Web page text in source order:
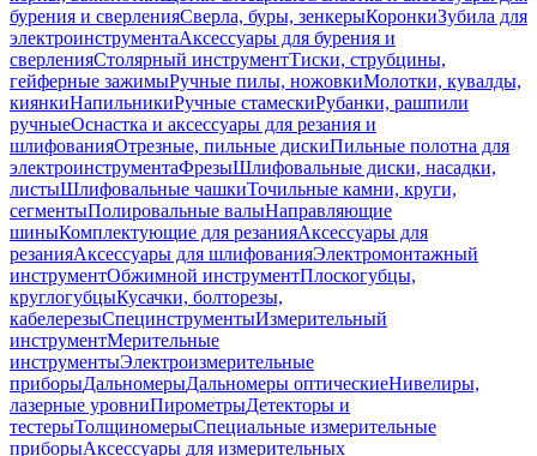
бурения и сверленияСверла, буры, зенкерыКоронкиЗубила для
электроинструментаАксессуары для бурения и
сверленияСтолярный инструментТиски, струбцины,
гейферные зажимыРучные пилы, ножовкиМолотки, кувалды,
киянкиНапильникиРучные стамескиРубанки, рашпили
ручныеОснастка и аксессуары для резания и
шлифованияОтрезные, пильные дискиПильные полотна для
электроинструментаФрезыШлифовальные диски, насадки,
листыШлифовальные чашкиТочильные камни, круги,
сегментыПолировальные валыНаправляющие
шиныКомплектующие для резанияАксессуары для
резанияАксессуары для шлифованияЭлектромонтажный
инструментОбжимной инструментПлоскогубцы,
круглогубцыКусачки, болторезы,
кабелерезыСпецинструментыИзмерительный
инструментМерительные
инструментыЭлектроизмерительные
приборыДальномерыДальномеры оптическиеНивелиры,
лазерные уровниПирометрыДетекторы и
тестерыТолщиномерыСпециальные измерительные
приборыАксессуары для измерительных